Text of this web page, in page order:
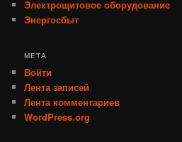
Электрощитовое оборудование
Энергосбыт
МЕТА
Войти
Лента записей
Лента комментариев
WordPress.org